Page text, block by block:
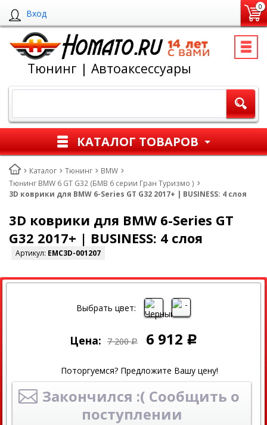
Вход
0
Тюнинг | Автоаксессуары
КАТАЛОГ ТОВАРОВ
Каталог Тюнинг
BMW
Тюнинг BMW 6 GT G32 (БМВ 6 серии Гран Туризмо )
3D коврики для BMW 6-Series GT G32 2017+ | BUSINESS: 4 слоя
3D коврики для BMW 6-Series GT
G32 2017+ | BUSINESS: 4 слоя
Артикул: EMC3D-001207
СКИДКА
Выбрать цвет:
Цена: 7 200 Р 6 912 Р
Поторгуемся? Предложите Вашу цену!
Закончился :( Сообщить о
поступлении